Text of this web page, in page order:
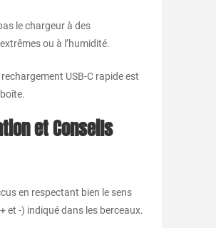
le chargeur à des
ou à l’humidité.
USB-C rapide est
et Conseils
en respectant bien le sens
et -) indiqué dans les berceaux.